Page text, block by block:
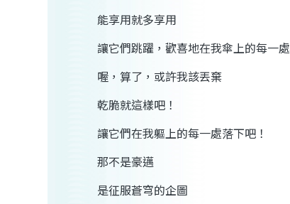
能享用就多享用
讓它們跳躍，歡喜地在我傘上的每一處
喔，算了，或許我該丟棄
乾脆就這樣吧！
讓它們在我軀 上的每一處落下吧！
那不是豪邁
是征服蒼穹的企圖